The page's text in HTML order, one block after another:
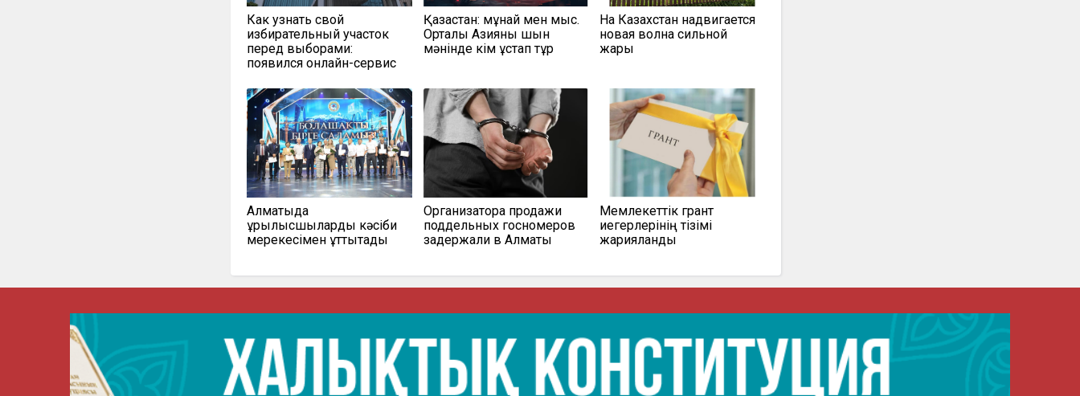
Как узнать свой
избирательный участок
перед выборами:
появился онлайн-сервис
Қазақстан: мұнай мен мыс.
Орталық Азияны шын
мәнінде кім ұстап тұр
На Казахстан надвигается
новая волна сильной
жары
Алматыда
құрылысшыларды кәсіби
мерекесімен құттықтады
Организатора продажи
поддельных госномеров
задержали в Алматы
Мемлекеттік грант
иегерлерінің тізімі
жарияланды